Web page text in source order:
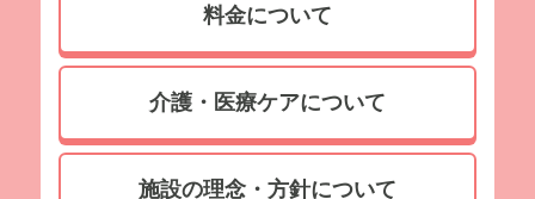
料金について
介護・医療ケアについて
施設の理念・方針について